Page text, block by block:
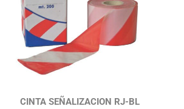
CINTA SEÑALIZACION RJ-BL